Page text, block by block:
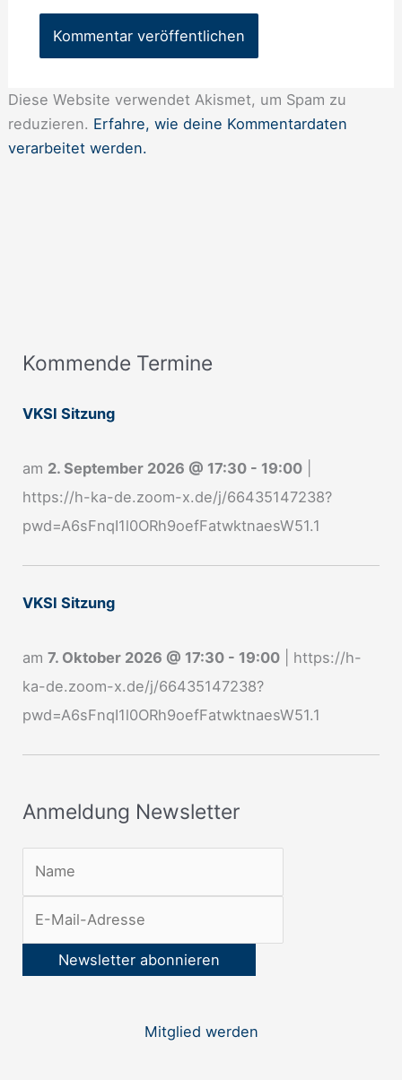
Diese Website verwendet Akismet, um Spam zu
reduzieren. Erfahre, wie deine Kommentardaten
verarbeitet werden.
Kommende Termine
VKSI Sitzung
am 2. September 2026 @ 17:30 - 19:00
https://h-ka-de.zoom-x.de/j/66435147238?
pwd=A6sFnqI1l0ORh9oefFatwktnaesW51.1
VKSI Sitzung
am7. Oktober 2026 @ 17:30 - 19:00
https://h-
ka-de.zoom-x.de/j/66435147238?
pwd=A6sFnqI1l0ORh9oefFatwktnaesW51.1
Anmeldung Newsletter
A
m
l
d
u
n
w
t
e
Mitglied werden